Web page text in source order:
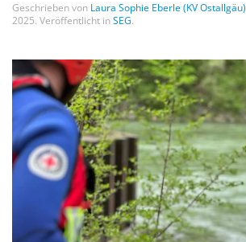
Geschrieben von Laura Sophie Eberle (KV Ostallgäu)
2025. Veröffentlicht inSEG.